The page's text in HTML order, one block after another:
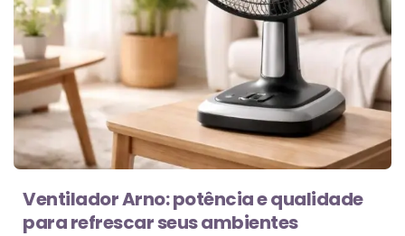
Ventilador Arno: potência e qualidade
para refrescar seus ambientes